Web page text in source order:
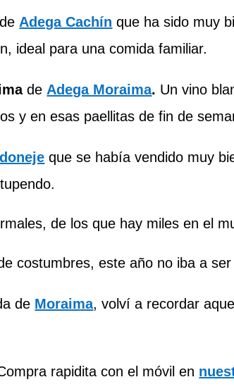
Adega Cachín que ha sido muy
ideal para una comida familiar.
de Adega Moraima. Un vino
y en esas paellitas de fin de
que se había vendido muy
de los que hay miles en el
costumbres, este año no iba a ser
de Moraima, volví a recordar
rapidita con el móvil en